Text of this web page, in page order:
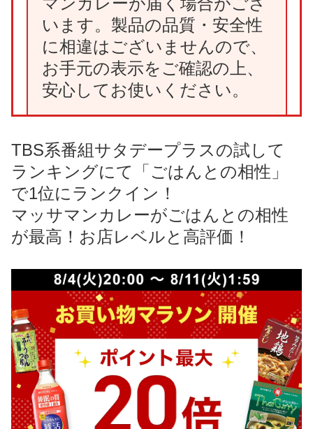
います。製品の品質・安全性
に相違はございませんので、
お手元の表示をご確認の上、
安心してお使いください。
TBS系番組サタデープラスの試して
ランキングにて「ごはんとの相性」
で1位にランクイン！
マッサマンカレーがごはんとの相性
が最高！お店レベルと高評価！